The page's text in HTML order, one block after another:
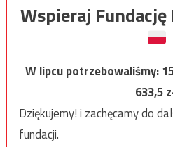
Wspieraj
W lipcu potrzebowaliśmy:
633,5
Dziękujemy! i zachęcamy do
fundacji.